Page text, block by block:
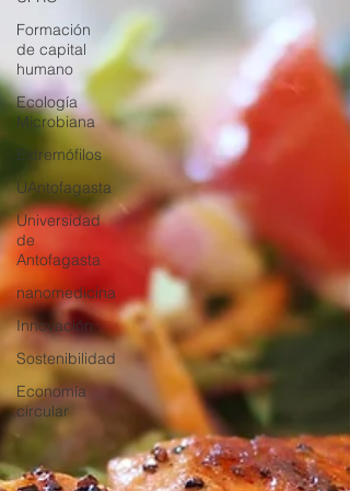
Formación
de capital
humano
Ecología
Microbiana
Extremófilos
UAntofagasta
Universidad
de
Antofagasta
nanomedicina
Innovación
Sostenibilidad
Economía
circular